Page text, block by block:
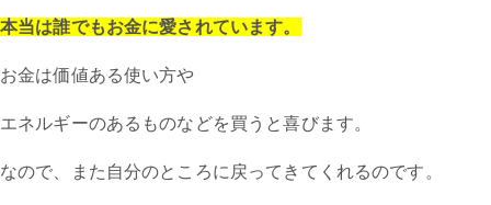
本当は誰でもお金に愛されています。
お金は価値ある使い方や
エネルギーのあるものなどを買うと喜びます。
なので、また自分のところに戻ってきてくれるのです。